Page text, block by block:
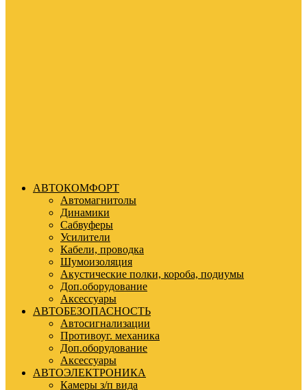
АВТОКОМФОРТ
Автомагнитолы
Динамики
Сабвуферы
Усилители
Кабели, проводка
Шумоизоляция
Акустические полки, короба, подиумы
Доп.оборудование
Аксессуары
АВТОБЕЗОПАСНОСТЬ
Автосигнализации
Противоуг. механика
Доп.оборудование
Аксессуары
АВТОЭЛЕКТРОНИКА
Камеры з/п вида